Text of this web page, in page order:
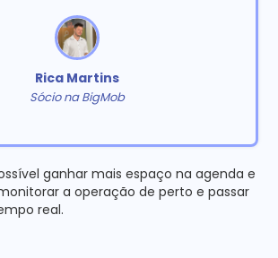
Rica Martins
Sócio na BigMob
ganhar mais espaço na agenda e
a operação de perto e passar
real.